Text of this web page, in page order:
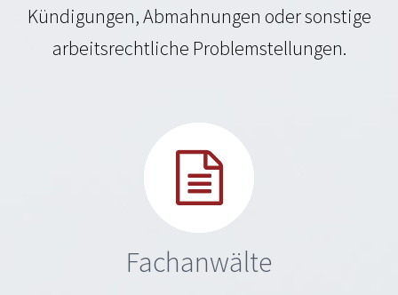
Kündigungen, Abmahnungen oder sonstige
arbeitsrechtliche Problemstellungen.
Fachanwälte